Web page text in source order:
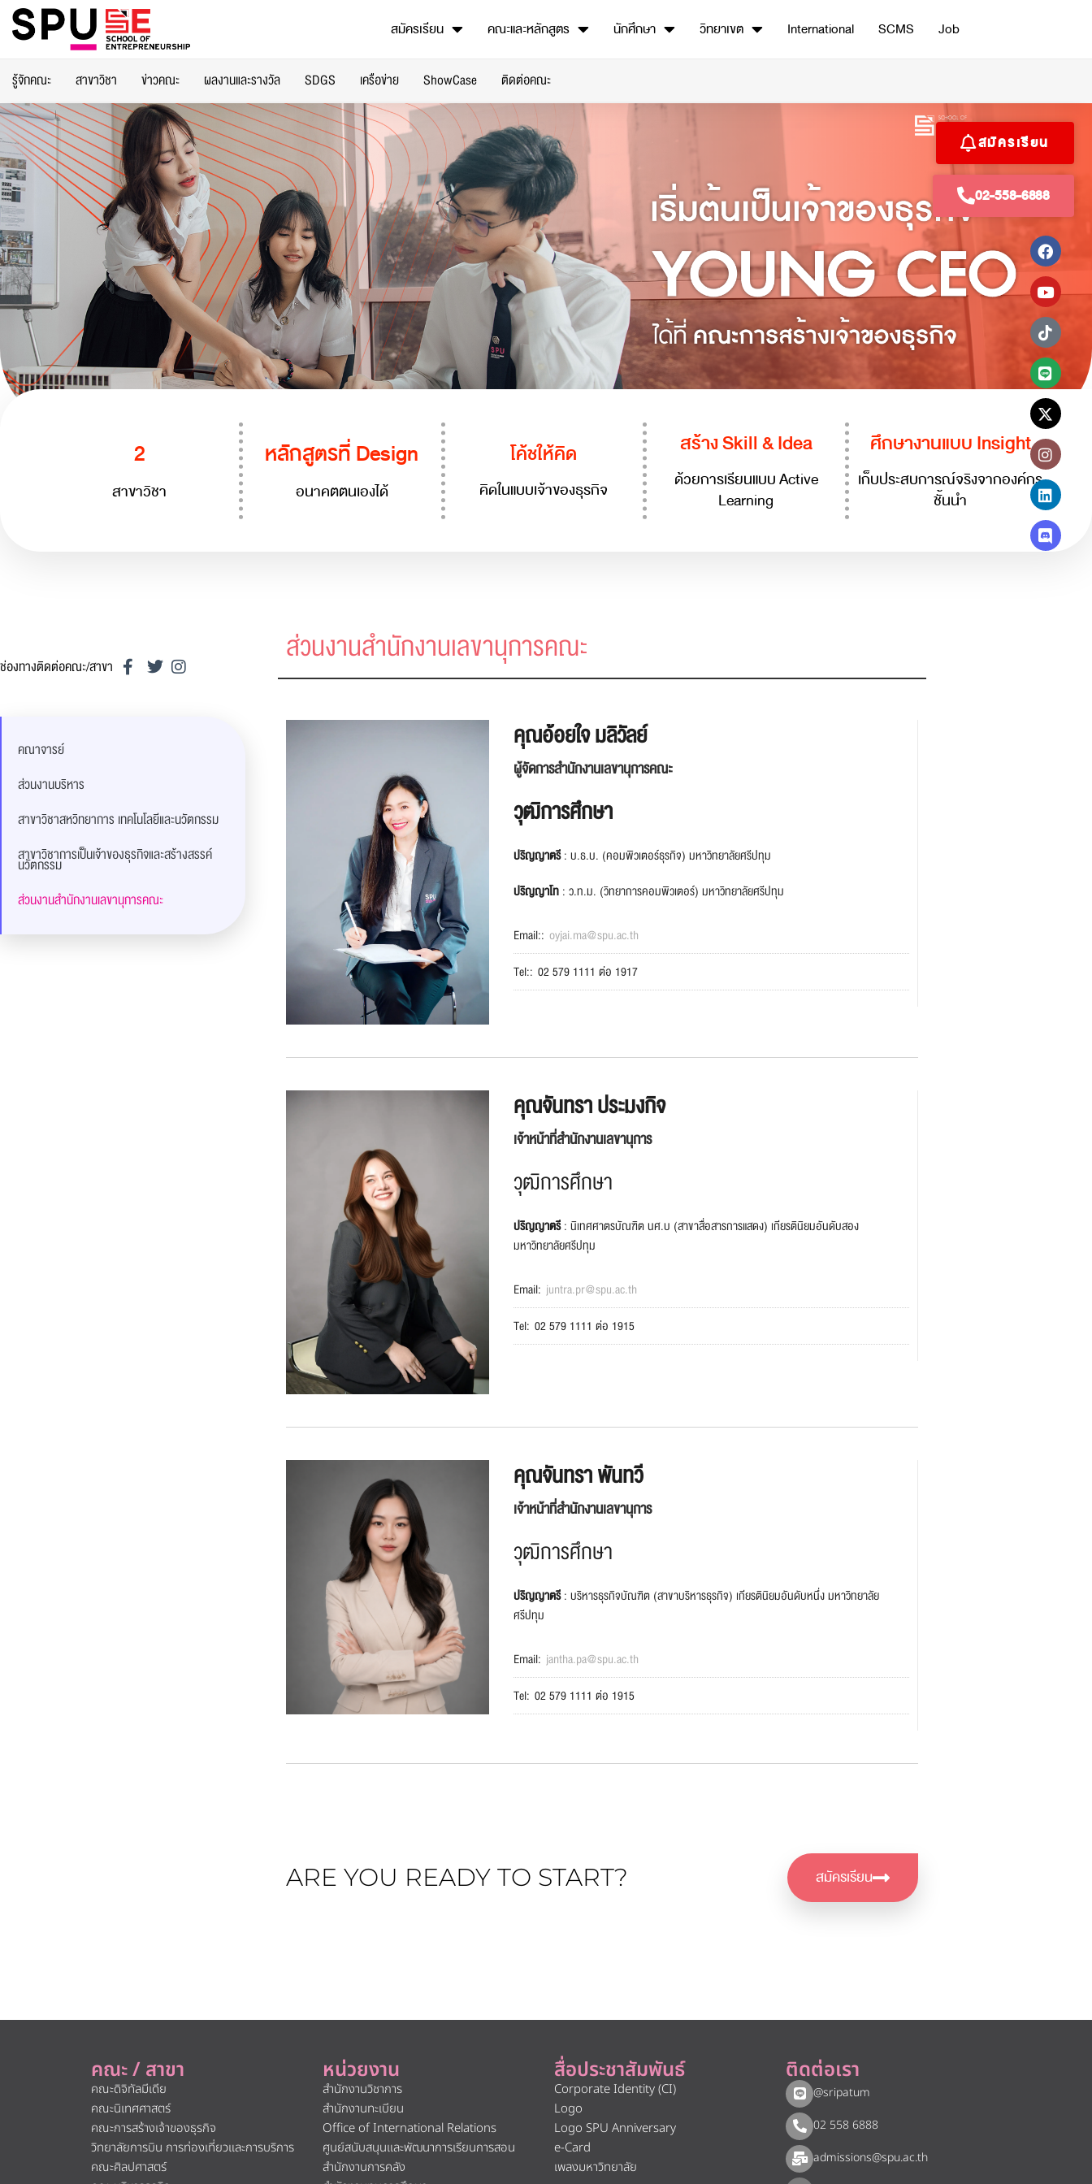
สมัครเรียน คณะและหลักสูตร นักศึกษา วิทยาเขต International SCMS Job
รู้จักคณะ สาขาวิชา ข่าวคณะ ผลงานและรางวัล SDGS เครือข่าย ShowCase ติดต่อคณะ
สมัครเรียน
02-558-6888
2
สาขาวิชา
หลักสูตรที่ Design
อนาคตตนเองได้
โค้ชให้คิด
คิดในแบบเจ้าของธุรกิจ
สร้าง Skill & Idea
ด้วยการเรียนแบบ Active
Learning
ศึกษางานแบบ Insight
เก็บประสบการณ์จริงจากองค์กร
ชั้นนำ
ช่องทางติดต่อคณะ/สาขา
คณาจารย์
ส่วนงานบริหาร
สาขาวิชาสหวิทยาการ เทคโนโลยีและนวัตกรรม
สาขาวิชาการเป็นเจ้าของธุรกิจและสร้างสรรค์
นวัตกรรม
ส่วนงานสำนักงานเลขานุการคณะ
ส่วนงานสำนักงานเลขานุการคณะ
คุณอ้อยใจ มลิวัลย์
ผู้จัดการสำนักงานเลขานุการคณะ
วุฒิการศึกษา
ปริญญาตรี: บ.ธ.บ. (คอมพิวเตอร์ธุรกิจ) มหาวิทยาลัยศรีปทุม
ปริญญาโท : ว.ท.ม. (วิทยาการคอมพิวเตอร์) มหาวิทยาลัยศรีปทุม
Email:: oyjai.ma@spu.ac.th
Tel:: 02 579 1111 ต่อ 1917
คุณจันทรา ประมงกิจ
เจ้าหน้าที่สำนักงานเลขานุการ
วุฒิการศึกษา
ปริญญาตรี: นิเทศศาตรบัณฑิต นศ.บ (สาขาสื่อสารการแสดง) เกียรตินิยมอันดับสอง
มหาวิทยาลัยศรีปทุม
Email: juntra.pr@spu.ac.th
Tel: 02 579 1111 ต่อ 1915
คุณจันทรา พันทวี
เจ้าหน้าที่สำนักงานเลขานุการ
วุฒิการศึกษา
ปริญญาตรี: บริหารธุรกิจบัณฑิต (สาขาบริหารธุรกิจ) เกียรตินิยมอันดับหนึ่ง มหาวิทยาลัย
ศรีปทุม
Email: jantha.pa@spu.ac.th
Tel: 02 579 1111 ต่อ 1915
ARE YOU READY TO START? สมัครเรียน
คณะ / สาขา
คณะดิจิทัลมีเดีย
คณะนิเทศศาสตร์
คณะการสร้างเจ้าของธุรกิจ
วิทยาลัยการบิน การท่องเที่ยวและการบริการ
คณะศิลปศาสตร์
หน่วยงาน
สำนักงานวิชาการ
สำนักงานทะเบียน
Office of International Relations
ศูนย์สนับสนุนและพัฒนาการเรียนการสอน
สำนักงานการคลัง
สื่อประชาสัมพันธ์
Corporate Identity (CI)
Logo
Logo SPU Anniversary
e-Card
เพลงมหาวิทยาลัย
ติดต่อเรา
@sripatum
02 558 6888
admissions@spu.ac.th